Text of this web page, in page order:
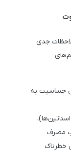
جدی
حساسیت به
مصرف
خطرناک